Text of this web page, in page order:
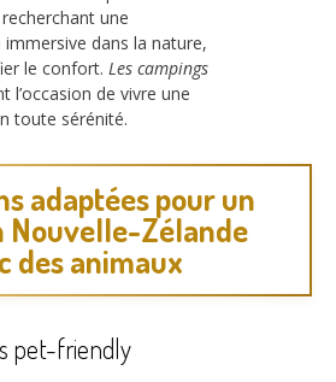
une
immersive dans la nature,
le confort. Les campings
l’occasion de vivre une
toute sérénité.
adaptées pour un
Nouvelle-Zélande
des animaux
pet-friendly